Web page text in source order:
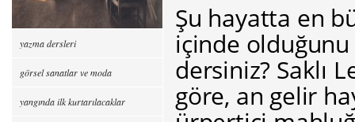
Şu hayatta en
içinde olduğunu
dersiniz? Saklı
göre, an gelir
yazma dersleri
görsel sanatlar ve moda
yangında ilk kurtarılacaklar